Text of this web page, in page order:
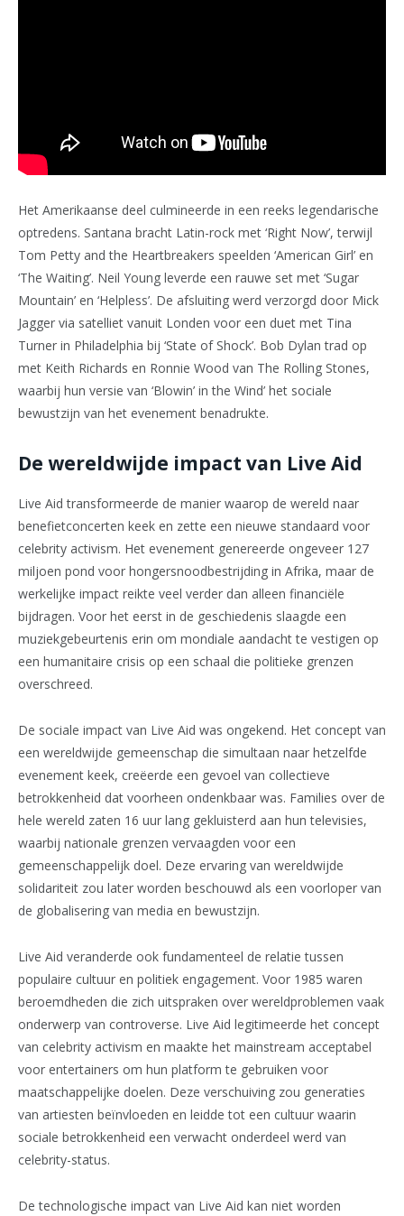
Het Amerikaanse deel culmineerde in een reeks legendarische
optredens. Santana bracht Latin-rock met ‘Right Now’, terwijl
Tom Petty and the Heartbreakers speelden ‘American Girl’ en
‘The Waiting’. Neil Young leverde een rauwe set met ‘Sugar
Mountain’ en ‘Helpless’. De afsluiting werd verzorgd door Mick
Jagger via satelliet vanuit Londen voor een duet met Tina
Turner in Philadelphia bij ‘State of Shock’. Bob Dylan trad op
met Keith Richards en Ronnie Wood van The Rolling Stones,
waarbij hun versie van ‘Blowin’ in the Wind’ het sociale
bewustzijn van het evenement benadrukte.
De wereldwijde impact van Live Aid
Live Aid transformeerde de manier waarop de wereld naar
benefietconcerten keek en zette een nieuwe standaard voor
celebrity activism. Het evenement genereerde ongeveer 127
miljoen pond voor hongersnoodbestrijding in Afrika, maar de
werkelijke impact reikte veel verder dan alleen financiële
bijdragen. Voor het eerst in de geschiedenis slaagde een
muziekgebeurtenis erin om mondiale aandacht te vestigen op
een humanitaire crisis op een schaal die politieke grenzen
overschreed.
De sociale impact van Live Aid was ongekend. Het concept van
een wereldwijde gemeenschap die simultaan naar hetzelfde
evenement keek, creëerde een gevoel van collectieve
betrokkenheid dat voorheen ondenkbaar was. Families over de
hele wereld zaten 16 uur lang gekluisterd aan hun televisies,
waarbij nationale grenzen vervaagden voor een
gemeenschappelijk doel. Deze ervaring van wereldwijde
solidariteit zou later worden beschouwd als een voorloper van
de globalisering van media en bewustzijn.
Live Aid veranderde ook fundamenteel de relatie tussen
populaire cultuur en politiek engagement. Voor 1985 waren
beroemdheden die zich uitspraken over wereldproblemen vaak
onderwerp van controverse. Live Aid legitimeerde het concept
van celebrity activism en maakte het mainstream acceptabel
voor entertainers om hun platform te gebruiken voor
maatschappelijke doelen. Deze verschuiving zou generaties
van artiesten beïnvloeden en leidde tot een cultuur waarin
sociale betrokkenheid een verwacht onderdeel werd van
celebrity-status.
De technologische impact van Live Aid kan niet worden